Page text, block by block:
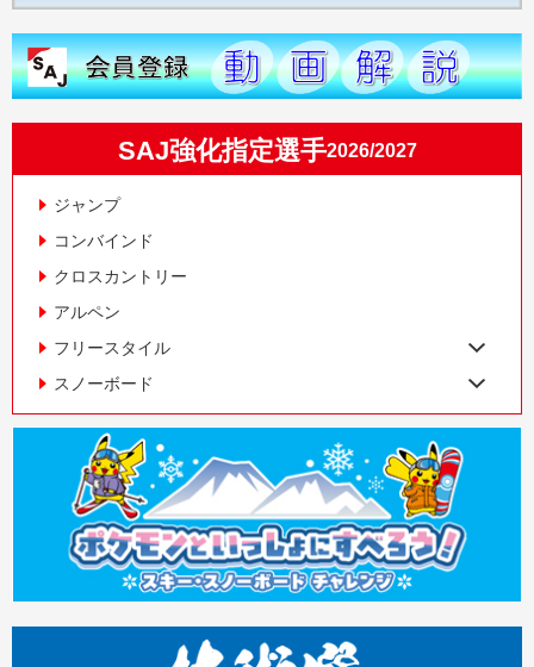
SAJ強化指定選手2026/2027
ジャンプ
コンバインド
クロスカントリー
アルペン
フリースタイル
スノーボード